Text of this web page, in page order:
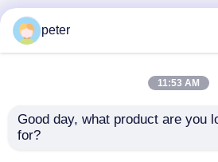
fabrikası.Copyright ©
peter
11:53 AM
Good day, what product are you
for?